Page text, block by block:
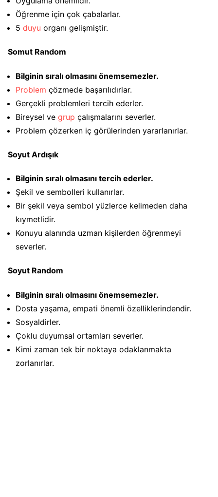
Öğrenme için çok çabalarlar.
5 duyu organı gelişmiştir.
Somut Random
Bilginin sıralı olmasını önemsemezler.
Problem çözmede başarılıdırlar.
Gerçekli problemleri tercih ederler.
Bireysel ve grup çalışmalarını severler.
Problem çözerken iç görülerinden yararlanırlar.
Soyut Ardışık
Bilginin sıralı olmasını tercih ederler.
Şekil ve sembolleri kullanırlar.
Bir şekil veya sembol yüzlerce kelimeden daha
kıymetlidir.
Konuyu alanında uzman kişilerden öğrenmeyi
severler.
Soyut Random
Bilginin sıralı olmasını önemsemezler.
Dosta yaşama, empati önemli özelliklerindendir.
Sosyaldirler.
Çoklu duyumsal ortamları severler.
Kimi zaman tek bir noktaya odaklanmakta
zorlanırlar.